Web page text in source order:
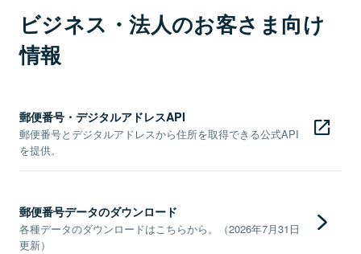
ビジネス・法人のお客さま向け
情報
郵便番号・デジタルアドレスAPI
郵便番号とデジタルアドレスから住所を取得できる公式API
を提供。
郵便番号データのダウンロード
各種データのダウンロードはこちらから。（2026年7月31日
更新）